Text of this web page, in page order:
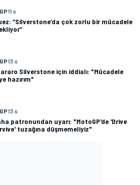
11 s
“Silverstone’da çok zorlu bir mücadele
13 s
Silverstone için iddialı: "Mücadele
hazırım"
13 s
patronundan uyarı: "MotoGP'de 'Drive
tuzağına düşmemeliyiz"